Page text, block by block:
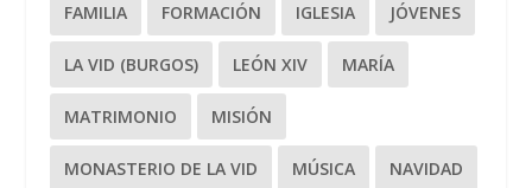
FAMILIA FORMACIÓN IGLESIA JÓVENES
LA VID (BURGOS) LEÓN XIV MARÍA
MATRIMONIO MISIÓN
MONASTERIO DE LA VID MÚSICA NAVIDAD